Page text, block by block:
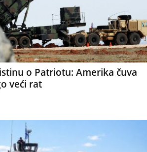
o Patriotu: Amerika čuva
veći rat